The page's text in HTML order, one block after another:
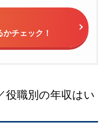
チェック！
役職別の年収はい